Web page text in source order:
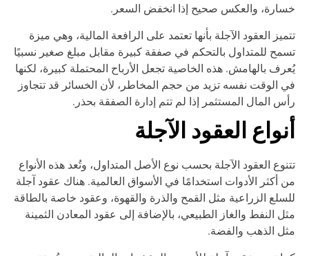
والعكس صحيح إذا انخفض السعر.
العقود الآجلة بأنها تعتمد على الرافعة المالية، وهي ميزة
للمتداول بالتحكم في صفقة كبيرة مقابل مبلغ صغير نسبيًا
بالهامش. هذه الخاصية تجعل الأرباح المحتملة كبيرة، لكنها
الوقت نفسه تزيد من حجم المخاطر، لأن الخسائر قد تتجاوز
المال المستثمر إذا لم تتم إدارة الصفقة بحذر.
العقود الآجلة
العقود الآجلة بحسب نوع الأصل المتداول، وتُعد هذه الأنواع
أكثر الأدوات استخدامًا في الأسواق العالمية. هناك عقود آجلة
الزراعية مثل القمح والذرة والقهوة، وعقود خاصة بالطاقة
النفط والغاز الطبيعي، بالإضافة إلى عقود المعادن الثمينة
الذهب والفضة.